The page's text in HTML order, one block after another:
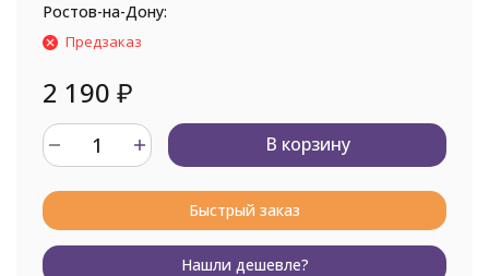
Ростов-на-Дону:
Предзаказ
2 190 ₽
В корзину
Быстрый заказ
Нашли дешевле?